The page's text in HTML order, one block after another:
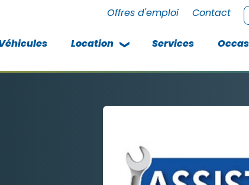
Offres d'emploi Contact
Location Services